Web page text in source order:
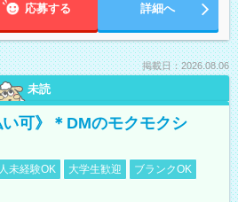
応募する 詳細へ
掲載日：2026.08.06
未読
い可》＊DMのモクモクシ
未経験OK 大学生歓迎
ブランクOK